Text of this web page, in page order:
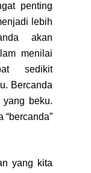
penting
lebih
akan
menilai
sedikit
Bercanda
yang beku.
“bercanda”
yang kita